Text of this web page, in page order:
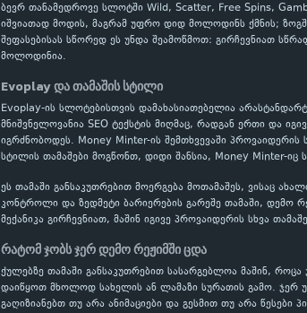
ბევრ თანამედროვე სლოტში Wild, Scatter, Free Spins,
იშვიათად მოდის, მაგრამ უფრო დიდ მოლოდინს ქმნის;
შეფასებისას სწორედ ეს უნდა შეამოწმოთ: გირჩევნიათ
მოლოდინია.
Evoplay და თამაშის სტილი
Evoplay-ის სლოტებისთვის დამახასიათებელია
მნიშვნელოვანია SEO ტექსტის მიღმაც, რადგან ერთი და
იგრძნობოდეს. Money Minter-ის შემთხვევაში
სტილის თამაშები მოგწონთ, დიდი შანსია, Money Minter-იც
ეს თამაში განსაკუთრებით მოერგება მოთამაშეს, ვისაც
კონტროლი და ზედმეტი ბარიერების გარეშე თამაში, დემო
მექანიკა გირჩევნიათ, მაშინ იგივე პროვაიდერის სხვა
რატომ ჯობს ჯერ დემო რეჟიმში ცდა
ქულებზე თამაში განსაკუთრებით სასარგებლოა მაშინ,
დაიწყოთ მხოლოდ სახელის ან ლამაზი სურათის გამო. ჯერ
გაღიზიანებთ თუ არა ანიმაციები და გესმით თუ არა